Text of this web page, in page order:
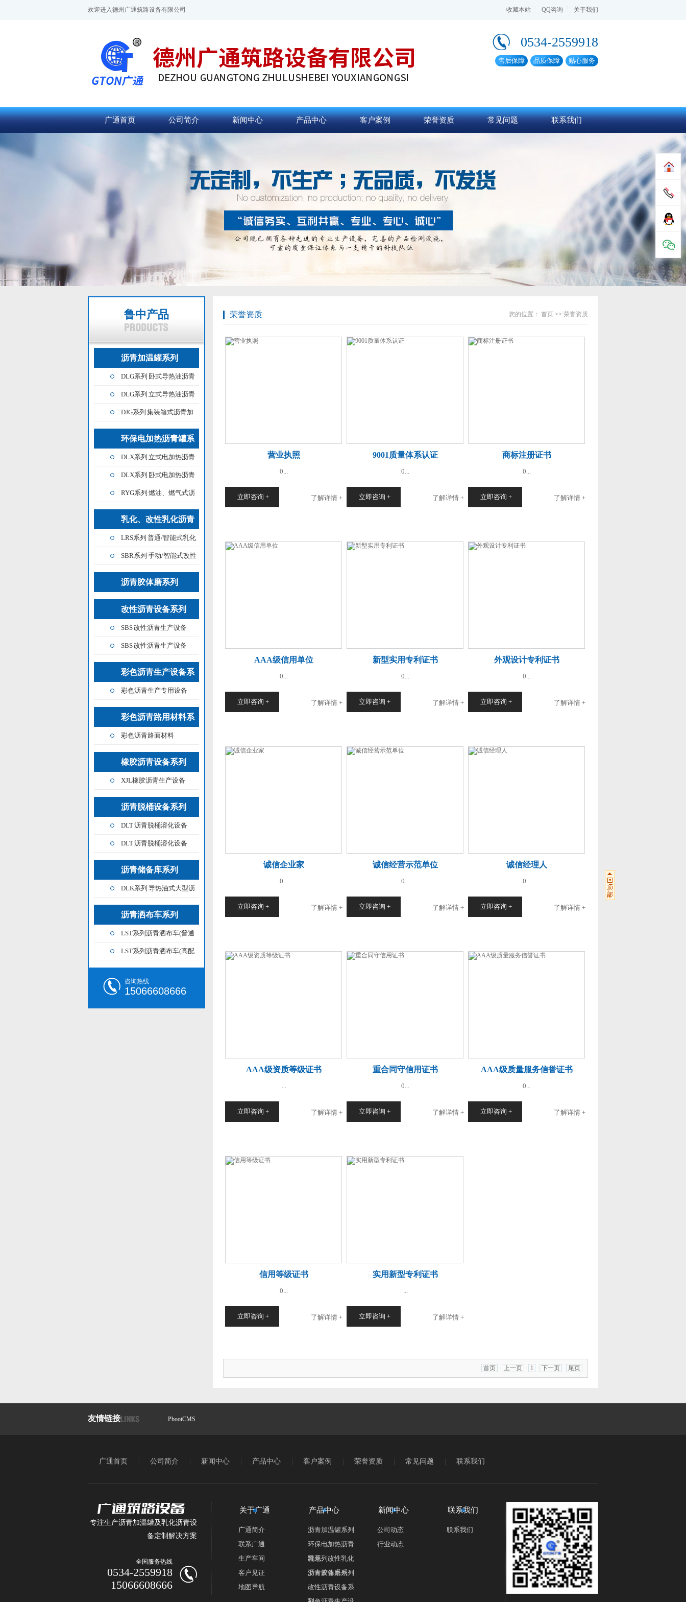
欢迎进入德州广通筑路设备有限公司 收藏本站 QQ咨询 关于我们
0534-2559918
售后保障 品质保障 贴心服务
广通首页 公司简介 新闻中心 产品中心 客户案例 荣誉资质 常见问题 联系我们
鲁中产品
沥青加温罐系列
DLG系列 卧式导热油沥青
加温罐 DLG系列 立式导热油沥青
加温罐 DJG系列 集装箱式沥青加
温罐
环保电加热沥青罐系
列
DLX系列 立式电加热沥青
加温罐 DLX系列 卧式电加热沥青
加温罐 RYG系列 燃油、燃气式沥
青加温罐
乳化、改性乳化沥青
设备系列
LRS系列 普通/智能式乳化
沥青设备 SBR系列 手动/智能式改性
乳化沥青设备
沥青胶体磨系列
改性沥青设备系列
SBS 改性沥青生产设备
（移动撬装型）SBS 改性沥青生产设备
（固定工厂型）
彩色沥青生产设备系
列
彩色沥青生产专用设备
彩色沥青路用材料系
列
彩色沥青路面材料
橡胶沥青设备系列
XJL橡胶沥青生产设备
沥青脱桶设备系列
DLT 沥青脱桶溶化设备
（连续生产型）DLT 沥青脱桶溶化设备
（间接生产型）
沥青储备库系列
DLK系列 导热油式大型沥
青储备库
沥青洒布车系列
LST系列沥青洒布车(普通
简易型) LST系列沥青洒布车(高配
智能型)
咨询热线
15066608666
荣誉资质 您的位置： 首页 >> 荣誉资质
营业执照
0...
立即咨询 + 了解详情 +
9001质量体系认证
0...
立即咨询 + 了解详情 +
商标注册证书
0...
立即咨询 + 了解详情 +
AAA级信用单位
0...
立即咨询 + 了解详情 +
新型实用专利证书
0...
立即咨询 + 了解详情 +
外观设计专利证书
0...
立即咨询 + 了解详情 +
诚信企业家
0...
立即咨询 + 了解详情 +
诚信经营示范单位
0...
立即咨询 + 了解详情 +
诚信经理人
0...
立即咨询 + 了解详情 +
AAA级资质等级证书
...
立即咨询 + 了解详情 +
重合同守信用证书
0...
立即咨询 + 了解详情 +
AAA级质量服务信誉证书
0...
立即咨询 + 了解详情 +
信用等级证书
0...
立即咨询 + 了解详情 +
实用新型专利证书
...
立即咨询 + 了解详情 +
首页 上一页 1 下一页 尾页
友情链接 PbootCMS
广通首页 公司简介 新闻中心 产品中心 客户案例 荣誉资质 常见问题 联系我们
专注生产沥青加温罐及乳化沥青设
备定制解决方案
全国服务热线
0534-2559918
15066608666
关于广通
广通简介
联系广通
生产车间
客户见证
地图导航
产品中心
沥青加温罐系列
环保电加热沥青
罐系列
乳化、改性乳化
沥青设备系列
沥青胶体磨系列
改性沥青设备系
新闻中心
公司动态
行业动态
联系我们
联系我们